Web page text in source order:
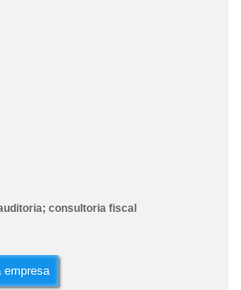
consultoria fiscal
empresa